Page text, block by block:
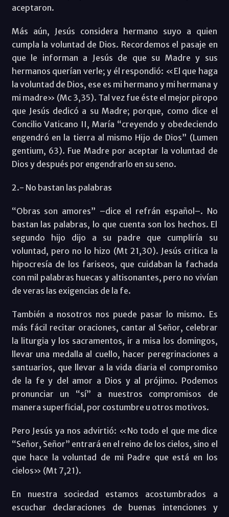
aceptaron.
Más aún, Jesús considera hermano suyo a quien
cumpla la voluntad de Dios. Recordemos el pasaje en
que le informan a Jesús de que su Madre y sus
hermanos querían verle; y él respondió: «El que haga
la voluntad de Dios, ese es mi hermano y mi hermana y
mi madre» (Mc 3,35). Tal vez fue éste el mejor piropo
que Jesús dedicó a su Madre; porque, como dice el
Concilio Vaticano II, María “creyendo y obedeciendo
engendró en la tierra al mismo Hijo de Dios” (Lumen
gentium, 63). Fue Madre por aceptar la voluntad de
Dios y después por engendrarlo en su seno.
2.- No bastan las palabras
“Obras son amores” –dice el refrán español–. No
bastan las palabras, lo que cuenta son los hechos. El
segundo hijo dijo a su padre que cumpliría su
voluntad, pero no lo hizo (Mt 21,30). Jesús critica la
hipocresía de los fariseos, que cuidaban la fachada
con mil palabras huecas y altisonantes, pero no vivían
de veras las exigencias de la fe.
También a nosotros nos puede pasar lo mismo. Es
más fácil recitar oraciones, cantar al Señor, celebrar
la liturgia y los sacramentos, ir a misa los domingos,
llevar una medalla al cuello, hacer peregrinaciones a
santuarios, que llevar a la vida diaria el compromiso
de la fe y del amor a Dios y al prójimo. Podemos
pronunciar un “sí” a nuestros compromisos de
manera superficial, por costumbre u otros motivos.
Pero Jesús ya nos advirtió: «No todo el que me dice
“Señor, Señor” entrará en el reino de los cielos, sino el
que hace la voluntad de mi Padre que está en los
cielos» (Mt 7,21).
En nuestra sociedad estamos acostumbrados a
escuchar declaraciones de buenas intenciones y